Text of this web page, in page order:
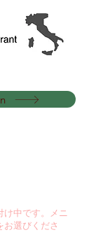
け中です。メニ
お選びくださ